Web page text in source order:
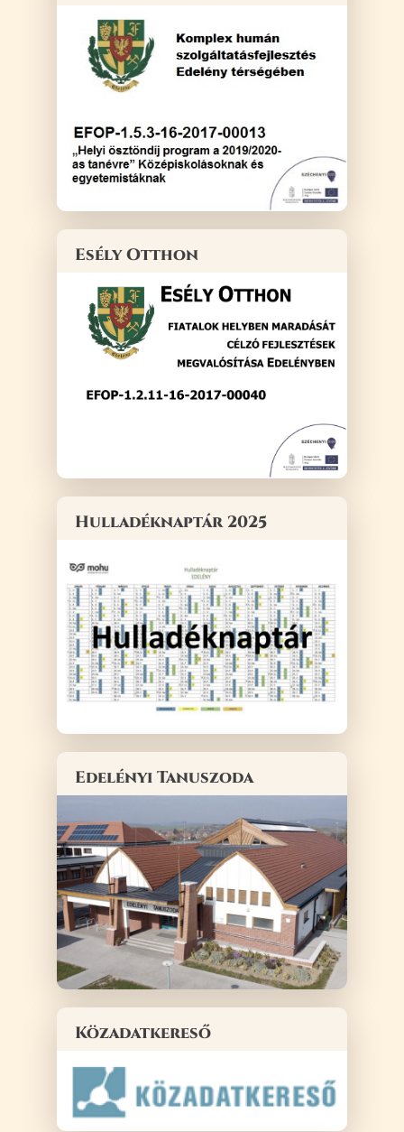
Esély Otthon
Hulladéknaptár 2025
Edelényi Tanuszoda
Közadatkereső